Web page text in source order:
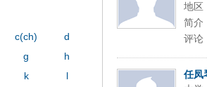
地区
简介
评论
任凤
c(ch)
d
g
h
k
l